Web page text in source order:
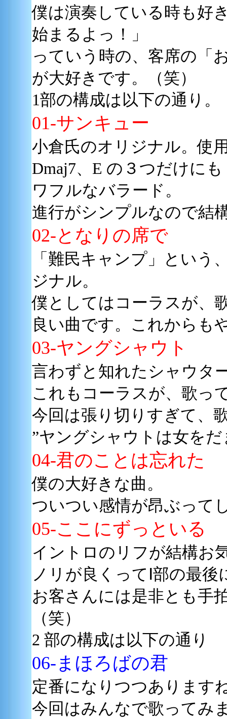
僕は演奏している時も好
始まるよっ！」
っていう時の、客席の「
が大好きです。（笑）
1部の構成は以下の通り。
01-サンキュー
小倉氏のオリジナル。使
Dmaj7、E の３つだけに
ワフルなバラード。
進行がシンプルなので結
02-となりの席で
「難民キャンプ」という
ジナル。
僕としてはコーラスが、
良い曲です。これからも
03-ヤングシャウト
言わずと知れたシャウタ
これもコーラスが、歌っ
今回は張り切りすぎて、
”ヤングシャウトは女を
04-君のことは忘れた
僕の大好きな曲。
ついつい感情が昂ぶって
05-ここにずっといる
イントロのリフが結構お
ノリが良くってⅠ部の最
お客さんには是非とも手
（笑）
2 部の構成は以下の通り
06-まほろばの君
定番になりつつあります
今回はみんなで歌ってみ